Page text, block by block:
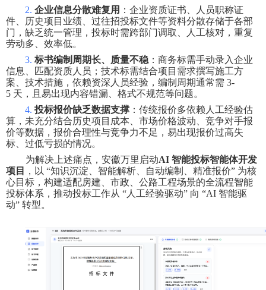
2. 企业信息分散难复用 ：企业资质证书、人员职称证
件、历史项目业绩、过往招投标文件等资料分散存储于各部
门，缺乏统一管理，投标时需跨部门调取、人工核对，重复
劳动多、效率低。
3. 标书编制周期长、质量不稳 ：商务标需手动录入企业
信息、匹配资质人员；技术标需结合项目需求撰写施工方
案、技术措施，依赖资深人员经验，编制周期通常需 3-
5 天，且易出现内容错漏、格式不规范等问题。
4. 投标报价缺乏数据支撑 ：传统报价多依赖人工经验估
算，未充分结合历史项目成本、市场价格波动、竞争对手报
价等数据，报价合理性与竞争力不足，易出现报价过高失
标、过低亏损的情况。
为解决上述痛点，安徽万里启动AI 智能投标智能体开发
项目
，以 “知识沉淀、智能解析、自动编制、精准报价” 为核
心目标，构建适配房建、市政、公路工程场景的全流程智能
投标体系，推动投标工作从 “ 人工经验驱动” 向 “AI 智能驱
动” 转型。